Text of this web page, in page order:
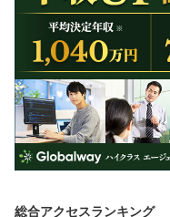
総合アクセスランキング